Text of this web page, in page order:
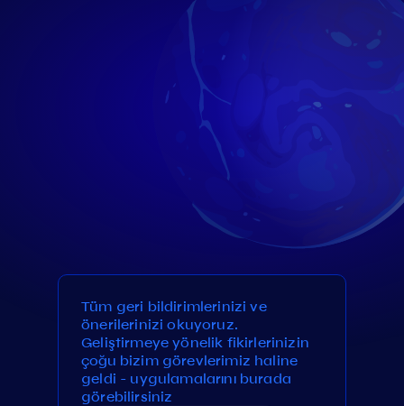
Tüm geri bildirimlerinizi ve
önerilerinizi okuyoruz.
Geliştirmeye yönelik fikirlerinizin
çoğu bizim görevlerimiz haline
geldi - uygulamalarını burada
görebilirsiniz